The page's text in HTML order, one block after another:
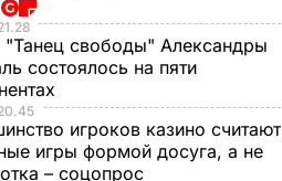
Украины
15 октября,
ВОЙНА В
"Танец свободы" Александры
состоялось на пяти
игроков казино считают
игры формой досуга, а не
– соцопрос